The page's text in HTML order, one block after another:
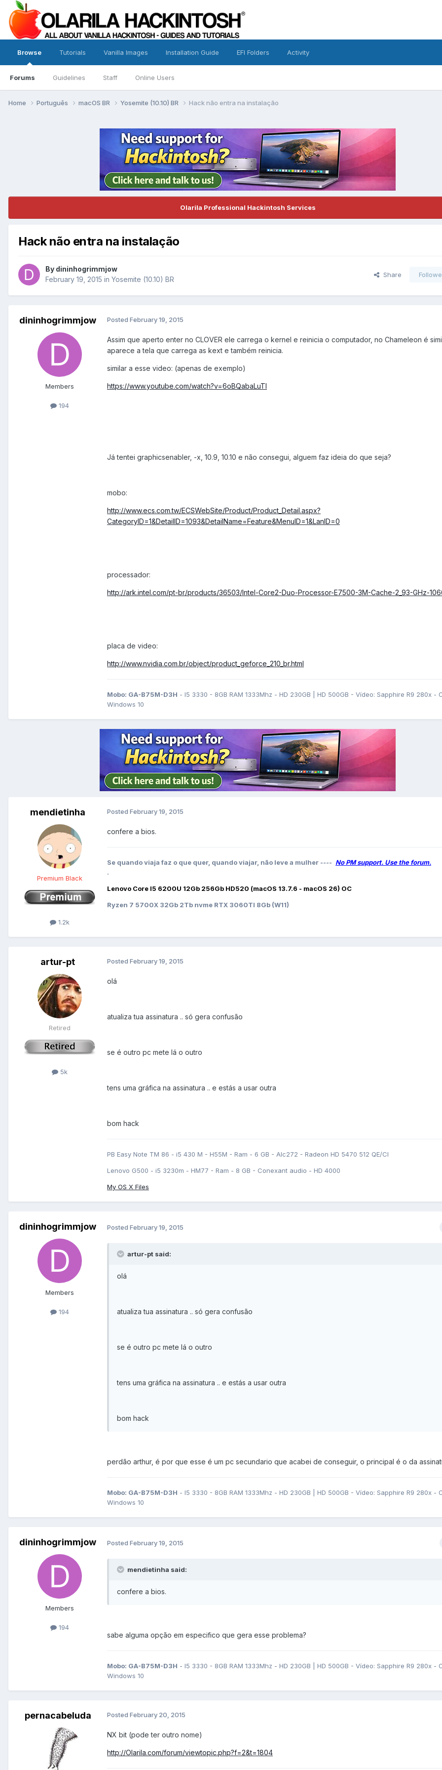
Browse
Forums Guidelines Staff Online Users
Tutorials Vanilla Images Installation Guide EFI Folders Activity
Home Português macOS BR Yosemite (10.10) BR Hack não entra na instalação
Olarila Professional Hackintosh Services
Hack não entra na instalação
By dininhogrimmjow
February 19, 2015 in Yosemite (10.10) BR
Share
dininhogrimmjow
Members
194
Posted February 19, 2015
Assim que aperto enter no CLOVER ele carrega o kernel e reinicia o computador, no Chameleon é
aparece a tela que carrega as kext e também reinicia.
similar a esse video: (apenas de exemplo)
https://www.youtube.com/watch?v=6oBQabaLuTI
Já tentei graphicsenabler, -x, 10.9, 10.10 e não consegui, alguem faz ideia do que seja?
mobo:
http://www.ecs.com.tw/ECSWebSite/Product/Product_Detail.aspx?
CategoryID=1&DetailID=1093&DetailName=Feature&MenuID=1&LanID=0
processador:
http://ark.intel.com/pt-br/products/36503/Intel-Core2-Duo-Processor-E7500-3M-Cache-2_93-GHz-
placa de video:
http://www.nvidia.com.br/object/product_geforce_210_br.html
Mobo: GA-B75M-D3H - I5 3330 - 8GB RAM 1333Mhz - HD 230GB | HD 500GB - Vídeo: Sapphire R9 280x -
Windows 10
mendietinha
Premium Black
1.2k
Posted February 19, 2015
confere a bios.
Se quando viaja faz o que quer, quando viajar, não leve a mulher ---- No PM support. Use the forum.
.
Lenovo Core I5 6200U 12Gb 256Gb HD520 (macOS 13.7.6 - macOS 26) OC
Ryzen 7 5700X 32Gb 2Tb nvme RTX 3060TI 8Gb (W11)
artur-pt
Retired
5k
Posted February 19, 2015
olá
atualiza tua assinatura .. só gera confusão
se é outro pc mete lá o outro
tens uma gráfica na assinatura .. e estás a usar outra
bom hack
PB Easy Note TM 86 - i5 430 M - H55M - Ram - 6 GB - Alc272 - Radeon HD 5470 512 QE/CI
Lenovo G500 - i5 3230m - HM77 - Ram - 8 GB - Conexant audio - HD 4000
My OS X Files
dininhogrimmjow
Members
194
Posted February 19, 2015
artur-pt said:
olá
atualiza tua assinatura .. só gera confusão
se é outro pc mete lá o outro
tens uma gráfica na assinatura .. e estás a usar outra
bom hack
perdão arthur, é por que esse é um pc secundario que acabei de conseguir, o principal é o da
Mobo: GA-B75M-D3H - I5 3330 - 8GB RAM 1333Mhz - HD 230GB | HD 500GB - Vídeo: Sapphire R9 280x -
Windows 10
dininhogrimmjow
Members
194
Posted February 19, 2015
mendietinha said:
confere a bios.
sabe alguma opção em especifico que gera esse problema?
Mobo: GA-B75M-D3H - I5 3330 - 8GB RAM 1333Mhz - HD 230GB | HD 500GB - Vídeo: Sapphire R9 280x -
Windows 10
pernacabeluda Posted February 20, 2015
NX bit (pode ter outro nome)
http://Olarila.com/forum/viewtopic.php?f=2&t=1804